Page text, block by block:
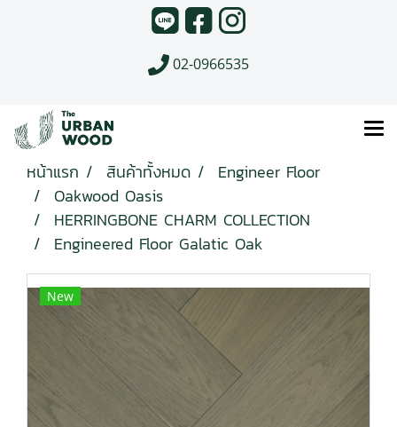
02-0966535
หน้าแรก สินค้าทั้งหมด
Engineer Floor
Oakwood Oasis
HERRINGBONE CHARM COLLECTION
Engineered Floor Galatic Oak
New